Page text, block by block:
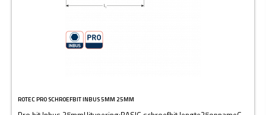
ROTEC PRO SCHROEFBIT INBUS 5MM 25MM